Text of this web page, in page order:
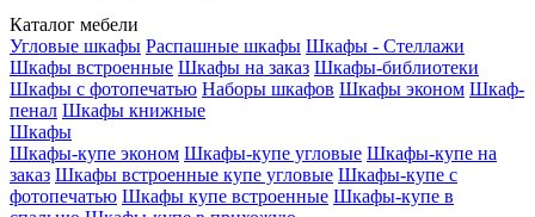
Каталог мебели
Угловые шкафы Распашные шкафы Шкафы - Стеллажи
Шкафы встроенные Шкафы на заказ Шкафы-библиотеки
Шкафы с фотопечатью Наборы шкафов Шкафы эконом Шкаф-
пенал Шкафы книжные
Шкафы
Шкафы-купе эконом Шкафы-купе угловые Шкафы-купе на
заказ Шкафы встроенные купе угловые Шкафы-купе с
фотопечатью Шкафы купе встроенные Шкафы-купе в